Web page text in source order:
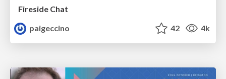
Fireside Chat
paigeccino
42 4k